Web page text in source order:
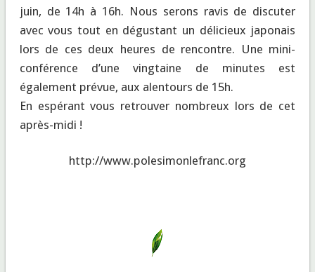
juin, de 14h à 16h. Nous serons ravis de discuter
avec vous tout en dégustant un délicieux japonais
lors de ces deux heures de rencontre. Une mini-
conférence d’une vingtaine de minutes est
également prévue, aux alentours de 15h.
En espérant vous retrouver nombreux lors de cet
après-midi !
http://www.polesimonlefranc.org